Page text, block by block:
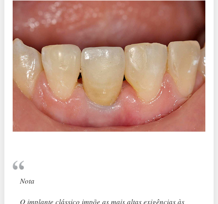
Nota
O implante clássico impõe as mais altas exigências às